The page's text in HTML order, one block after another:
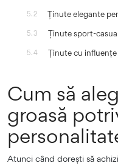
5.2 Ținute elegante
5.3 Ținute sport-
5.4 Ținute cu
Cum să
groasă
Atunci când dorești să